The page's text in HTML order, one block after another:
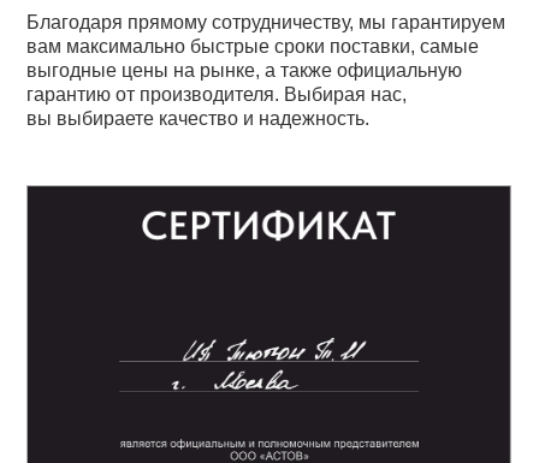
Благодаря прямому сотрудничеству, мы гарантируем
вам максимально быстрые сроки поставки, самые
выгодные цены на рынке, а также официальную
гарантию от производителя. Выбирая нас,
вы выбираете качество и надежность.